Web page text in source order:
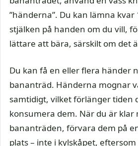
”händerna”. Du kan lämna kvar
stjälken på handen om du vill,
lättare att bära, särskilt om det
Du kan få en eller flera händer
bananträd. Händerna mognar
samtidigt, vilket förlänger tiden
konsumera dem. När du är klar
bananträden, förvara dem på
plats – inte i kylskåpet,